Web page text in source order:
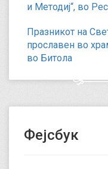
и Методиј“, во
Празникот на
прославен во
во Битола
Фејсбук